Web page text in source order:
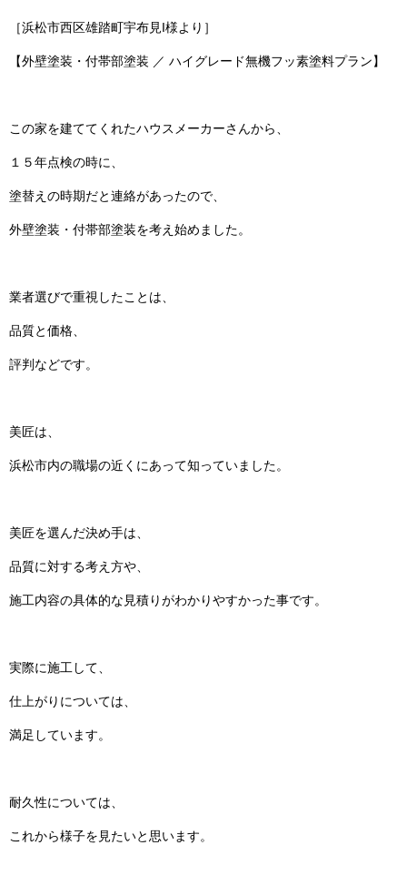
［浜松市西区雄踏町宇布見I様より］
【外壁塗装・付帯部塗装 ／ ハイグレード無機フッ素塗料プラン】
この家を建ててくれたハウスメーカーさんから、
１５年点検の時に、
塗替えの時期だと連絡があったので、
外壁塗装・付帯部塗装を考え始めました。
業者選びで重視したことは、
品質と価格、
評判などです。
美匠は、
浜松市内の職場の近くにあって知っていました。
美匠を選んだ決め手は、
品質に対する考え方や、
施工内容の具体的な見積りがわかりやすかった事です。
実際に施工して、
仕上がりについては、
満足しています。
耐久性については、
これから様子を見たいと思います。